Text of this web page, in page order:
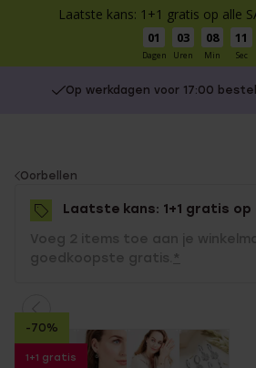
Laatste kans: 1+1 gratis op alle
01
Dagen
03
Uren
08
Min
11
Sec
Op werkdagen voor 17:00
You
are
here:
Oorbellen
Laatste kans: 1+1 gratis op
Voeg 2 items toe aan je
goedkoopste gratis. *
-70%
1+1 gratis